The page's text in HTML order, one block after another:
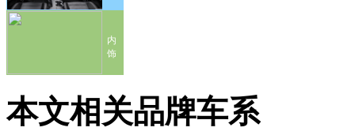
内
饰
本文相关品牌车系